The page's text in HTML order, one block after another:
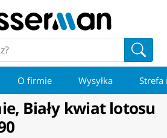
O firmie Wysyłka Strefa
Biały kwiat lotosu